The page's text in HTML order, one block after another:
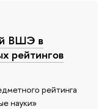
ВШЭ в
рейтингов
рейтинга
науки»